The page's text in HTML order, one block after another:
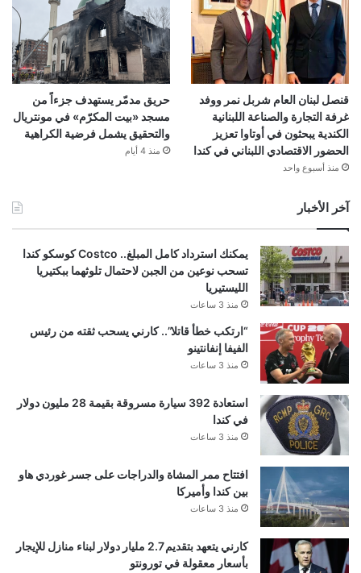
قنصل لبنان العام شربل نمر ووفد
غرفة التجارة والصناعة اللبنانية
الكندية يبحثون في أوتاوا تعزيز
الحضور الاقتصادي اللبناني في كندا
منذ أسبوع واحد
حريق مدمّر يستهدف جزءاً من
مسجد «بيت المكرّم» في مونتريال
والتحقيق يشمل فرضية الكراهية
منذ 4 أيام
آخر الأخبار
يمكنك استرداد كامل المبلغ.. Costco كوسكو كندا
تسحب نوعين من الجبن لاحتمال تلوثهما ببكتيريا
الليستيريا
منذ 3 ساعات
“ارتكب خطأ قاتلا”.. كارني يسحب ثقته من رئيس
الفيفا إنفانتينو
منذ 3 ساعات
استعادة 392 سيارة مسروقة بقيمة 28 مليون دولار
في كندا
منذ 3 ساعات
افتتاح ممر المشاة والدراجات على جسر غوردي هاو
بين كندا وأميركا
منذ 3 ساعات
كارني يتعهد بتقديم 2.7 مليار دولار لبناء منازل للإيجار
بأسعار معقولة في تورونتو